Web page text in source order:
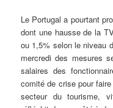
Le Portugal a pourtant
dont une hausse de la
ou 1,5% selon le niveau
mercredi des mesures
salaires des
comité de crise pour
secteur du tourisme,